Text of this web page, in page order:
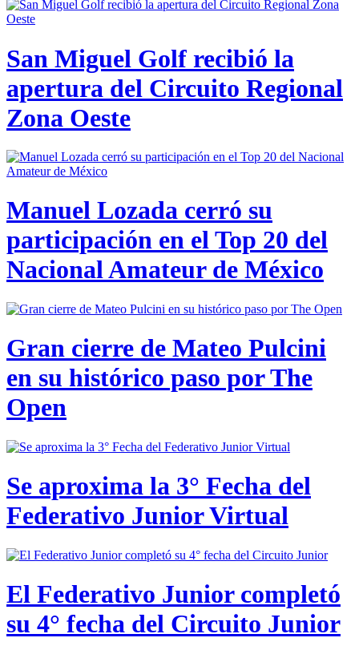
San Miguel Golf recibió la
apertura del Circuito Regional
Zona Oeste
Manuel Lozada cerró su
participación en el Top 20 del
Nacional Amateur de México
Gran cierre de Mateo Pulcini
en su histórico paso por The
Open
Se aproxima la 3° Fecha del
Federativo Junior Virtual
El Federativo Junior completó
su 4° fecha del Circuito Junior